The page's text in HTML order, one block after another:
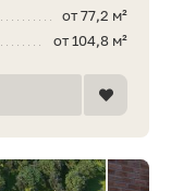
от 77,2 м²
от 104,8 м²